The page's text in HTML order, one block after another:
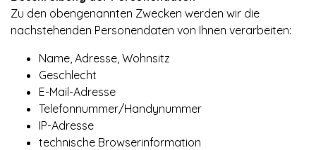
Zu den obengenannten Zwecken werden wir die
nachstehenden Personendaten von Ihnen verarbeiten:
Name, Adresse, Wohnsitz
Geschlecht
E-Mail-Adresse
Telefonnummer/Handynummer
IP-Adresse
technische Browserinformation